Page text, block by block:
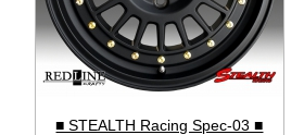
■ STEALTH Racing Spec-03 ■